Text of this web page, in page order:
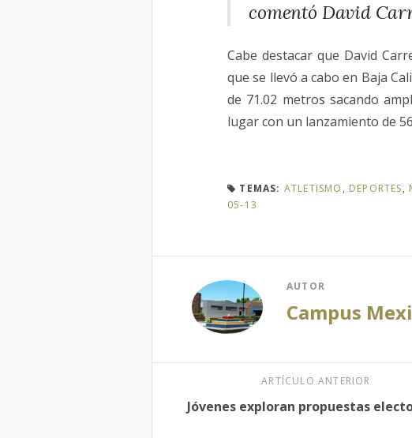
comentó David
Cabe destacar que David
que se llevó a cabo en Baja
de 71.02 metros sacando
lugar con un lanzamiento de
TEMAS: ATLETISMO , DEPORTES,
05-13
AUTOR
Campus
ARTÍCULO ANTERIOR
Jóvenes exploran propuestas